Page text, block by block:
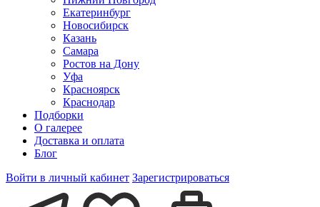
Екатеринбург
Новосибирск
Казань
Самара
Ростов на Дону
Уфа
Красноярск
Краснодар
Подборки
О галерее
Доставка и оплата
Блог
Войти в личный кабинет Зарегистрироваться